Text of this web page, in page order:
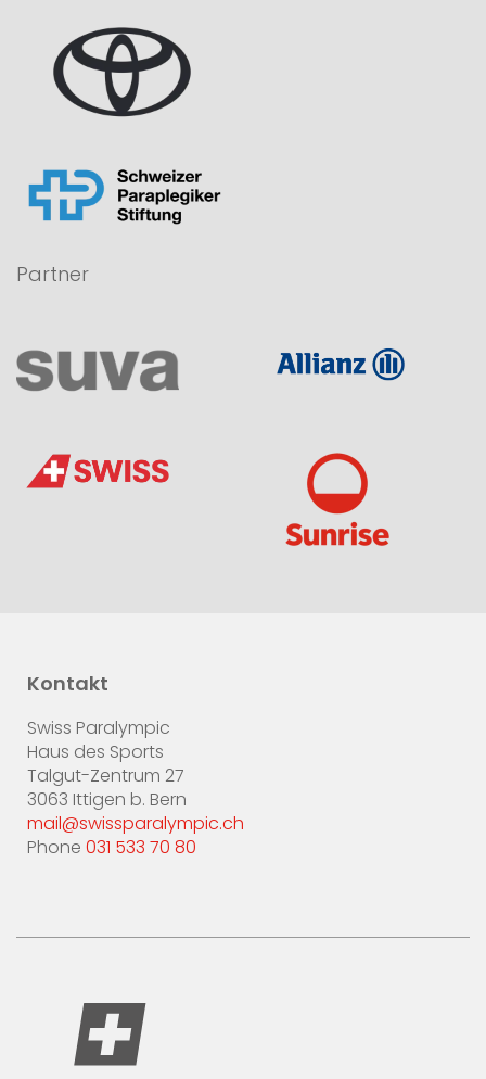
Partner
Kontakt
Swiss Paralympic
Haus des Sports
Talgut-Zentrum 27
3063 Ittigen b. Bern
mail@swissparalympic.ch
Phone 031 533 70 80